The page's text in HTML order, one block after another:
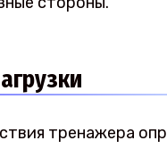
тренажера